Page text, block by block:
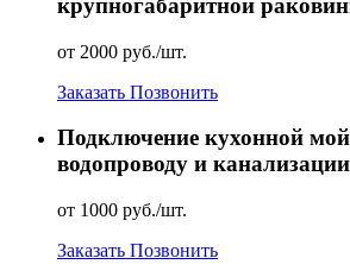
крупногабаритной
от 2000 руб./шт.
Заказать Позвонить
Подключение кухонной
водопроводу и канализации
от 1000 руб./шт.
Заказать Позвонить